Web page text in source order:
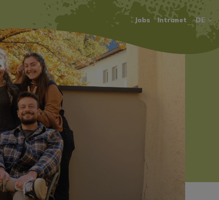
Jobs Intranet DE